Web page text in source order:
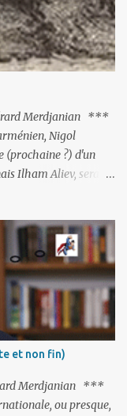
Merdjanian ***
Nigol
(prochaine ?) d'un
Ilham Aliev, serait
Littérature ne sont
négociations avec le
la chute de
qu'il nomme «
l'ont précédés ne
tous les noms, avant
ne lui suffisent
les...
et non fin)
Merdjanian ***
ou presque,